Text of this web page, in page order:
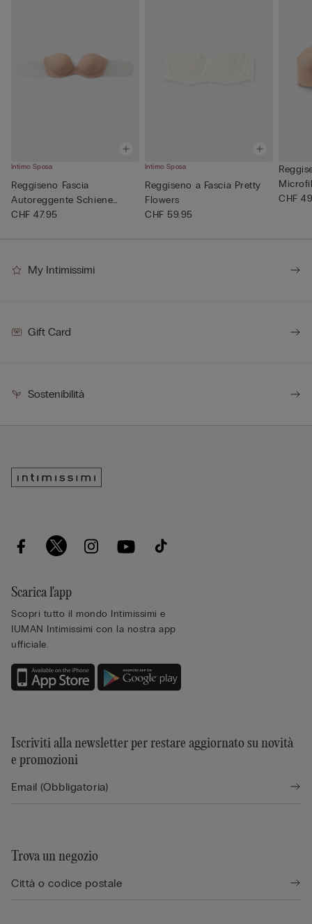
Intimo Sposa
Reggiseno Fascia
Autoreggente Schiene
Trasparenti
CHF 47.95
Intimo Sposa
Reggiseno a Fascia Pretty
Flowers
CHF 59.95
CHF
My Intimissimi
Gift Card
Sostenibilità
Scarica l'app
Scopri tutto il mondo Intimissimi e
IUMAN Intimissimi con la nostra app
ufficiale.
Iscriviti alla newsletter per restare aggiornato su novità
e promozioni
Trova un negozio